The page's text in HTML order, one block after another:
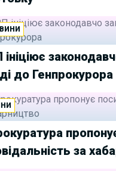
до Генпрокурора
за